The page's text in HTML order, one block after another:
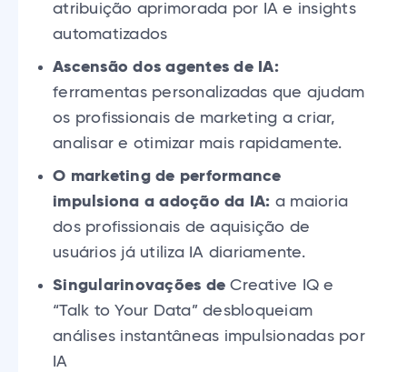
atribuição aprimorada por IA e insights
automatizados
Ascensão dos agentes de IA:
ferramentas personalizadas que ajudam
os profissionais de marketing a criar,
analisar e otimizar mais rapidamente.
O marketing de performance
impulsiona a adoção da IA: a maioria
dos profissionais de aquisição de
usuários já utiliza IA diariamente.
Singularinovações de Creative IQ e
“Talk to Your Data” desbloqueiam
análises instantâneas impulsionadas por
IA